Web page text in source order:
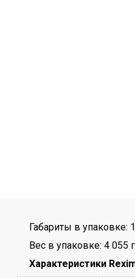
Габариты в упаковке:
Вес в упаковке: 4 055 г
Характеристики